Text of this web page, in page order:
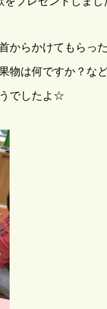
からかけてもらった
物は何ですか？な
でしたよ☆